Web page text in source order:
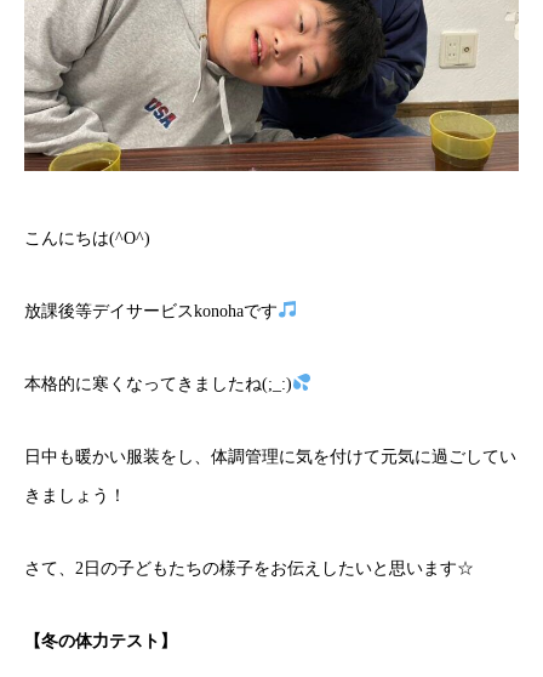
こんにちは(^O^)
放課後等デイサービスkonohaです
本格的に寒くなってきましたね(;_:)
日中も暖かい服装をし、体調管理に気を付けて元気に過ごしてい
きましょう！
さて、2日の子どもたちの様子をお伝えしたいと思います☆
【冬の体力テスト】